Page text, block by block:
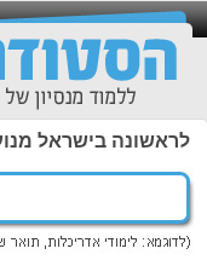
לראשונה בישראל